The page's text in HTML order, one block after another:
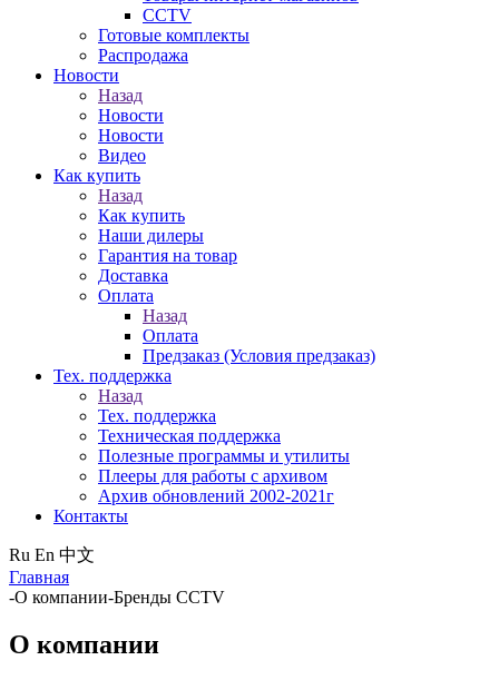
CCTV
Готовые комплекты
Распродажа
Новости
Назад
Новости
Новости
Видео
Как купить
Назад
Как купить
Наши дилеры
Гарантия на товар
Доставка
Оплата
Назад
Оплата
Предзаказ (Условия предзаказ)
Тех. поддержка
Назад
Тех. поддержка
Техническая поддержка
Полезные программы и утилиты
Плееры для работы с архивом
Архив обновлений 2002-2021г
Контакты
Ru En 中文
Главная
-О компании-Бренды CCTV
О компании